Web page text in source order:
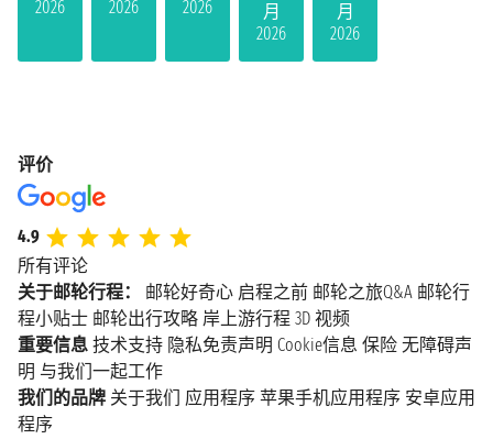
2026
2026
2026
月
2026
月
2026
评价
4.9
所有评论
关于邮轮行程：
邮轮好奇心 启程之前 邮轮之旅Q&A 邮轮行
程小贴士 邮轮出行攻略 岸上游行程 3D 视频
重要信息 技术支持 隐私免责声明 Cookie信息 保险 无障碍声
明 与我们一起工作
我们的品牌 关于我们 应用程序 苹果手机应用程序 安卓应用
程序